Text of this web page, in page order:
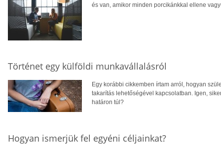
és van, amikor minden porcikánkkal ellene
Történet egy külföldi munkavállalásról
Egy korábbi cikkemben írtam arról, hogyan
takarítás lehetőségével kapcsolatban. Igen,
határon túl?
Hogyan ismerjük fel egyéni céljainkat?